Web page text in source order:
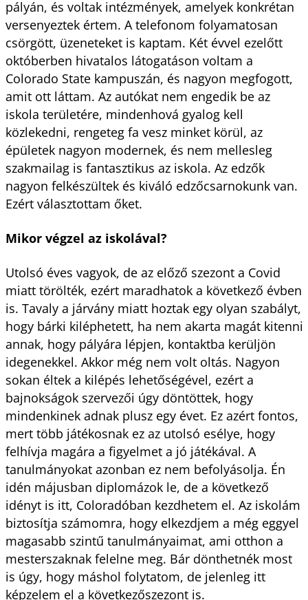
pályán, és voltak intézmények, amelyek konkrétan
versenyeztek értem. A telefonom folyamatosan
csörgött, üzeneteket is kaptam. Két évvel ezelőtt
októberben hivatalos látogatáson voltam a
Colorado State kampuszán, és nagyon megfogott,
amit ott láttam. Az autókat nem engedik be az
iskola területére, mindenhová gyalog kell
közlekedni, rengeteg fa vesz minket körül, az
épületek nagyon modernek, és nem mellesleg
szakmailag is fantasztikus az iskola. Az edzők
nagyon felkészültek és kiváló edzőcsarnokunk van.
Ezért választottam őket.
Mikor végzel az iskolával?
Utolsó éves vagyok, de az előző szezont a Covid
miatt törölték, ezért maradhatok a következő évben
is. Tavaly a járvány miatt hoztak egy olyan szabályt,
hogy bárki kiléphetett, ha nem akarta magát kitenni
annak, hogy pályára lépjen, kontaktba kerüljön
idegenekkel. Akkor még nem volt oltás. Nagyon
sokan éltek a kilépés lehetőségével, ezért a
bajnokságok szervezői úgy döntöttek, hogy
mindenkinek adnak plusz egy évet. Ez azért fontos,
mert több játékosnak ez az utolsó esélye, hogy
felhívja magára a figyelmet a jó játékával. A
tanulmányokat azonban ez nem befolyásolja. Én
idén májusban diplomázok le, de a következő
idényt is itt, Coloradóban kezdhetem el. Az iskolám
biztosítja számomra, hogy elkezdjem a még eggyel
magasabb szintű tanulmányaimat, ami otthon a
mesterszaknak felelne meg. Bár dönthetnék most
is úgy, hogy máshol folytatom, de jelenleg itt
képzelem el a következőszezont is.